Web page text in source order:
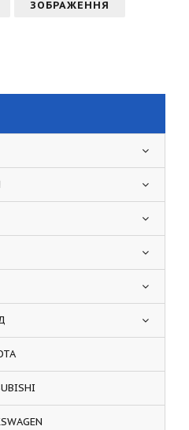
ЗОБРАЖЕННЯ